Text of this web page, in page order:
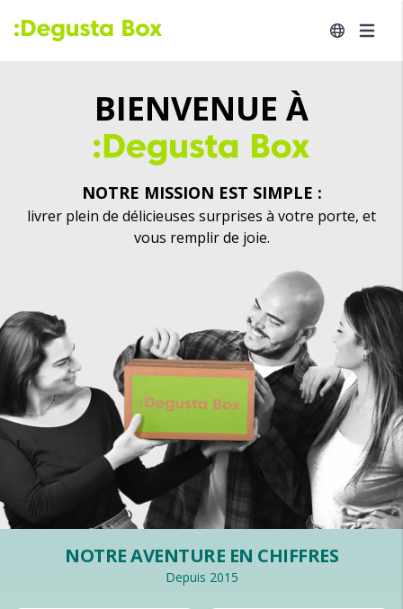
BIENVENUE À
NOTRE MISSION EST SIMPLE :
livrer plein de délicieuses surprises à votre porte, et
vous remplir de joie.
NOTRE AVENTURE EN CHIFFRES
Depuis 2015